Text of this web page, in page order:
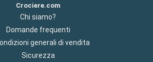
Crociere.com
Chi siamo?
Domande frequenti
generali di vendita
Sicurezza